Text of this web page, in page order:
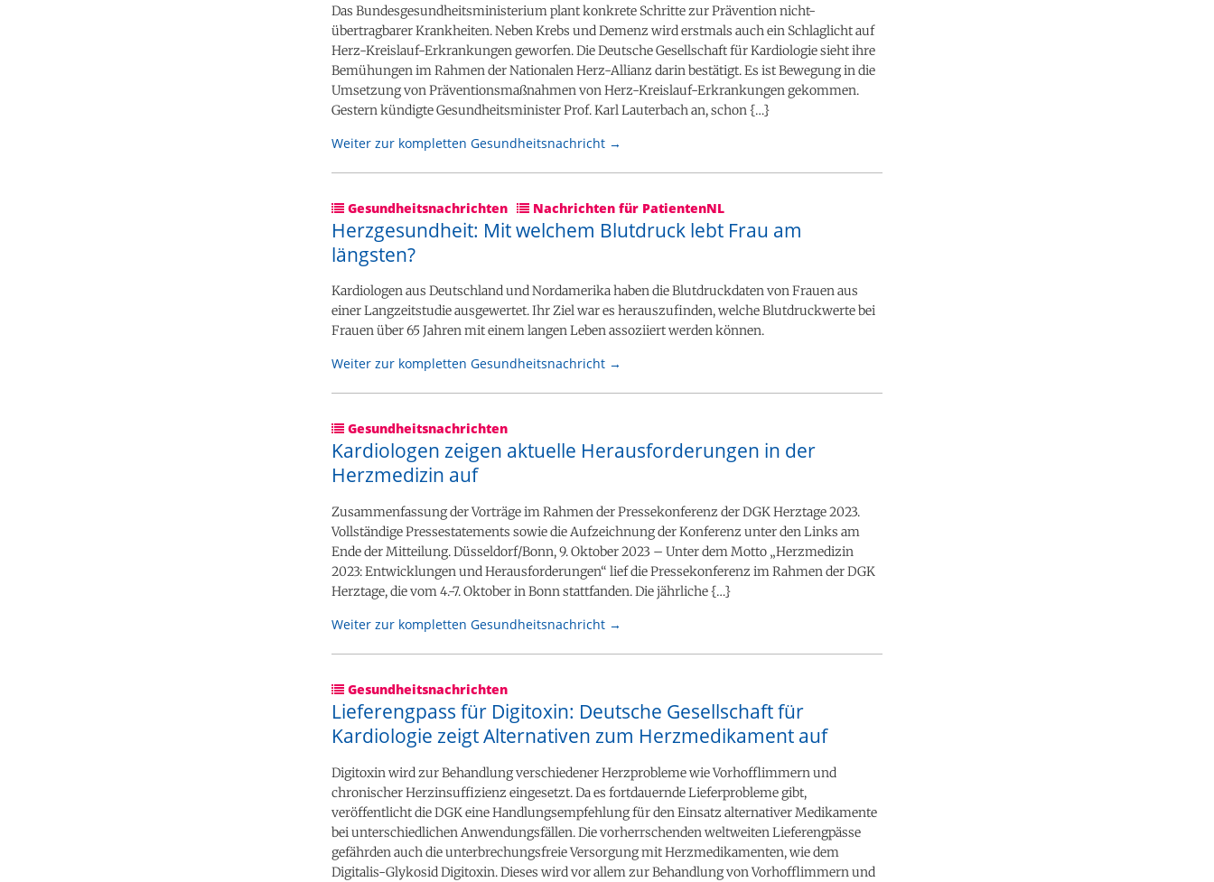
Das Bundesgesundheitsministerium plant konkrete Schritte zur Prävention nicht-
übertragbarer Krankheiten. Neben Krebs und Demenz wird erstmals auch ein Schlaglicht auf
Herz-Kreislauf-Erkrankungen geworfen. Die Deutsche Gesellschaft für Kardiologie sieht ihre
Bemühungen im Rahmen der Nationalen Herz-Allianz darin bestätigt. Es ist Bewegung in die
Umsetzung von Präventionsmaßnahmen von Herz-Kreislauf-Erkrankungen gekommen.
Gestern kündigte Gesundheitsminister Prof. Karl Lauterbach an, schon {…}
Weiter zur kompletten Gesundheitsnachricht →
Gesundheitsnachrichten Nachrichten für PatientenNL
Herzgesundheit: Mit welchem Blutdruck lebt Frau am
längsten?
Kardiologen aus Deutschland und Nordamerika haben die Blutdruckdaten von Frauen aus
einer Langzeitstudie ausgewertet. Ihr Ziel war es herauszufinden, welche Blutdruckwerte bei
Frauen über 65 Jahren mit einem langen Leben assoziiert werden können.
Weiter zur kompletten Gesundheitsnachricht →
Gesundheitsnachrichten
Kardiologen zeigen aktuelle Herausforderungen in der
Herzmedizin auf
Zusammenfassung der Vorträge im Rahmen der Pressekonferenz der DGK Herztage 2023.
Vollständige Pressestatements sowie die Aufzeichnung der Konferenz unter den Links am
Ende der Mitteilung. Düsseldorf/Bonn, 9. Oktober 2023 – Unter dem Motto „Herzmedizin
2023: Entwicklungen und Herausforderungen“ lief die Pressekonferenz im Rahmen der DGK
Herztage, die vom 4.-7. Oktober in Bonn stattfanden. Die jährliche {…}
Weiter zur kompletten Gesundheitsnachricht →
Gesundheitsnachrichten
Lieferengpass für Digitoxin: Deutsche Gesellschaft für
Kardiologie zeigt Alternativen zum Herzmedikament auf
Digitoxin wird zur Behandlung verschiedener Herzprobleme wie Vorhofflimmern und
chronischer Herzinsuffizienz eingesetzt. Da es fortdauernde Lieferprobleme gibt,
veröffentlicht die DGK eine Handlungsempfehlung für den Einsatz alternativer Medikamente
bei unterschiedlichen Anwendungsfällen. Die vorherrschenden weltweiten Lieferengpässe
gefährden auch die unterbrechungsfreie Versorgung mit Herzmedikamenten, wie dem
Digitalis-Glykosid Digitoxin. Dieses wird vor allem zur Behandlung von Vorhofflimmern und